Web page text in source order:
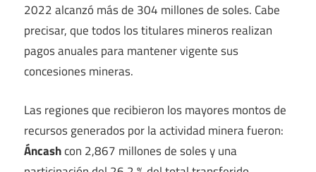
2022 alcanzó más de 304 millones de soles. Cabe
precisar, que todos los titulares mineros realizan
pagos anuales para mantener vigente sus
concesiones mineras.
Las regiones que recibieron los mayores montos de
recursos generados por la actividad minera fueron:
Áncashcon 2,867 millones de soles y una